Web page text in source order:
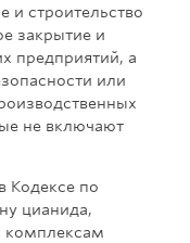
и строительство
закрытие и
предприятий, а
или
не включают
Кодексе по
цианида,
комплексам